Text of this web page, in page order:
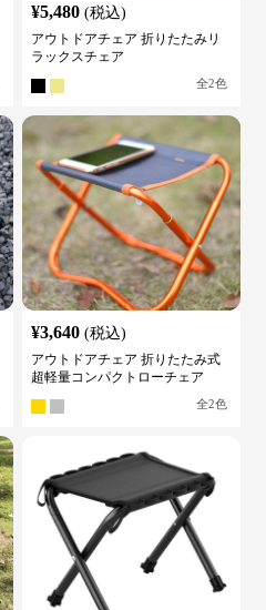
¥5,480 (税込)
アウトドアチェア 折りたたみリ
ラックスチェア
全2色
¥3,640 (税込)
アウトドアチェア 折りたたみ式
超軽量コンパクトローチェア
全2色